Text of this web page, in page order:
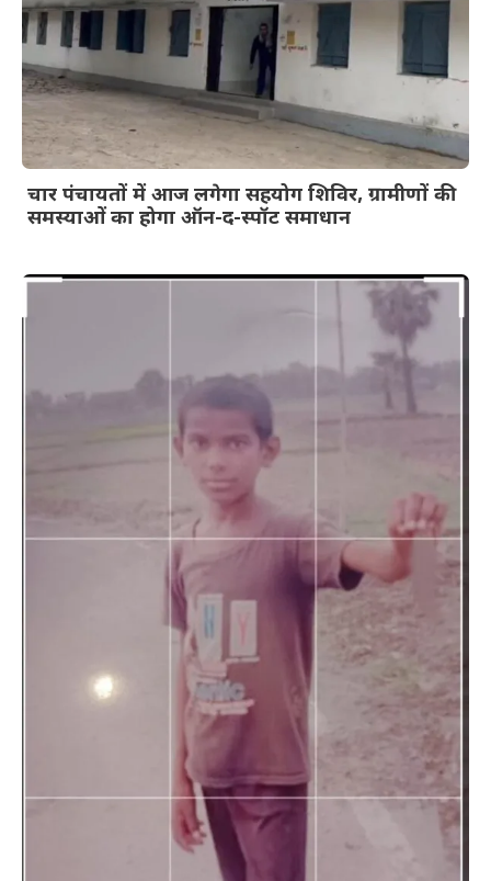
चार पंचायतों में आज लगेगा सहयोग शिविर, ग्रामीणों की
समस्याओं का होगा ऑन-द-स्पॉट समाधान